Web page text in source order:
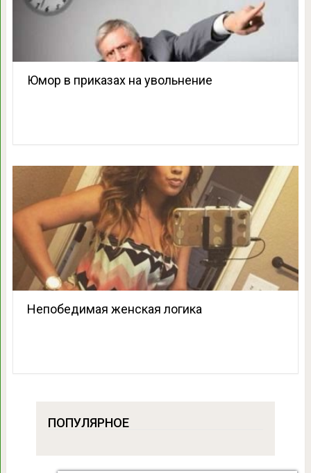
Юмор в приказах на увольнение
Непобедимая женская логика
ПОПУЛЯРНОЕ